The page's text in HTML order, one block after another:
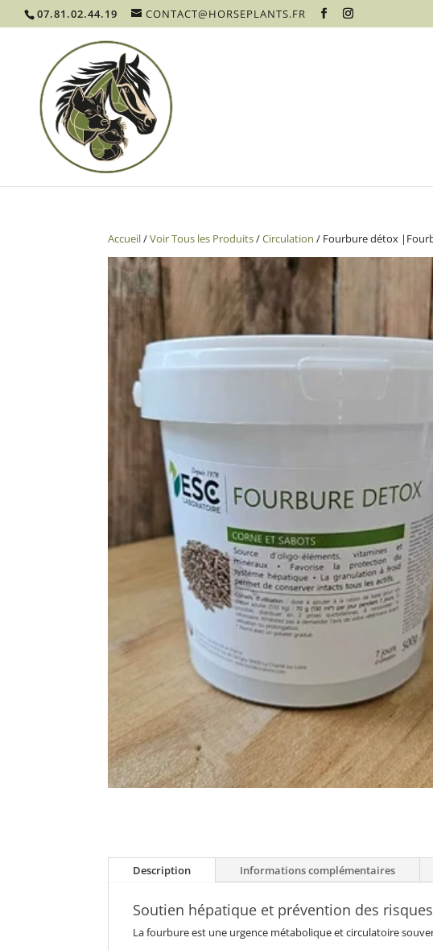
07.81.02.44.19 CONTACT@HORSEPLANTS.FR
Accueil/Voir Tous les Produits/Circulation / Fourbure détox
Description Informations complémentaires
Soutien hépatique et prévention des
La fourbure est une urgence métabolique et circulatoire